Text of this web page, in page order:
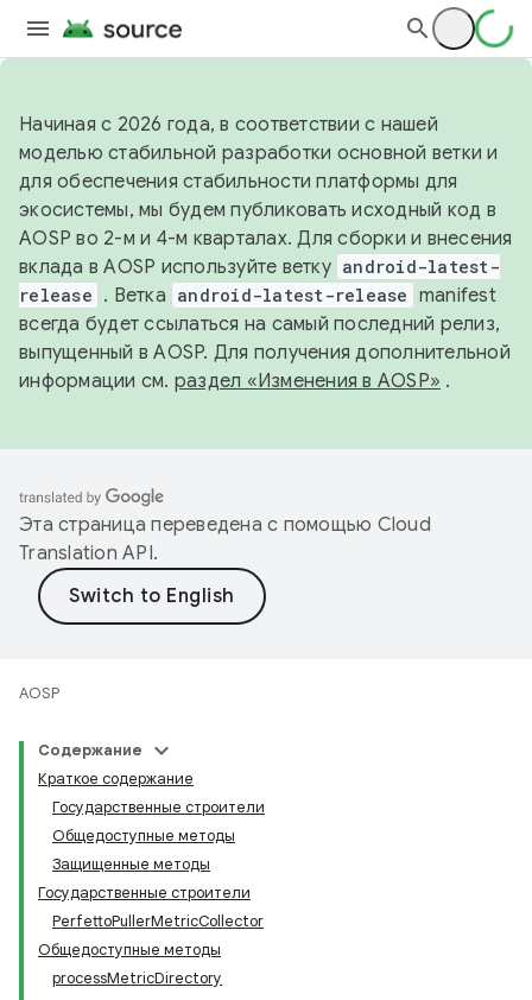
Начиная с 2026 года, в соответствии с нашей
моделью стабильной разработки основной ветки и
для обеспечения стабильности платформы для
экосистемы, мы будем публиковать исходный код в
AOSP во 2-м и 4-м кварталах. Для сборки и внесения
вклада в AOSP используйте ветку android-latest-
release . Ветка android-latest-release manifest
всегда будет ссылаться на самый последний релиз,
выпущенный в AOSP. Для получения дополнительной
информации см. раздел «Изменения в AOSP» .
Эта страница переведена с помощью Cloud
Translation API.
AOSP
Содержание
Краткое содержание
Государственные строители
Общедоступные методы
Защищенные методы
Государственные строители
PerfettoPullerMetricCollector
Общедоступные методы
processMetricDirectory